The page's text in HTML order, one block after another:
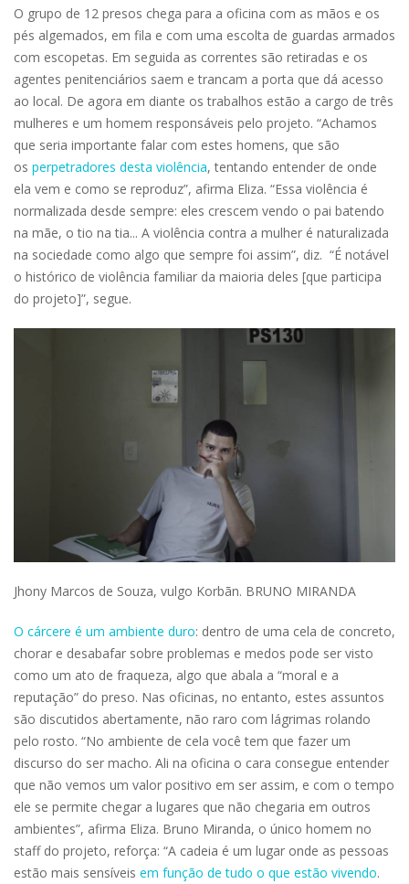
O grupo de 12 presos chega para a oficina com as mãos e os
pés algemados, em fila e com uma escolta de guardas armados
com escopetas. Em seguida as correntes são retiradas e os
agentes penitenciários saem e trancam a porta que dá acesso
ao local. De agora em diante os trabalhos estão a cargo de três
mulheres e um homem responsáveis pelo projeto. “Achamos
que seria importante falar com estes homens, que são
os perpetradores desta violência, tentando entender de onde
ela vem e como se reproduz”, afirma Eliza. “Essa violência é
normalizada desde sempre: eles crescem vendo o pai batendo
na mãe, o tio na tia... A violência contra a mulher é naturalizada
na sociedade como algo que sempre foi assim”, diz. “É notável
o histórico de violência familiar da maioria deles [que participa
do projeto]”, segue.
Jhony Marcos de Souza, vulgo Korbãn. BRUNO MIRANDA
O cárcere é um ambiente duro: dentro de uma cela de concreto,
chorar e desabafar sobre problemas e medos pode ser visto
como um ato de fraqueza, algo que abala a “moral e a
reputação” do preso. Nas oficinas, no entanto, estes assuntos
são discutidos abertamente, não raro com lágrimas rolando
pelo rosto. “No ambiente de cela você tem que fazer um
discurso do ser macho. Ali na oficina o cara consegue entender
que não vemos um valor positivo em ser assim, e com o tempo
ele se permite chegar a lugares que não chegaria em outros
ambientes”, afirma Eliza. Bruno Miranda, o único homem no
staff do projeto, reforça: “A cadeia é um lugar onde as pessoas
estão mais sensíveis em função de tudo o que estão vivendo.